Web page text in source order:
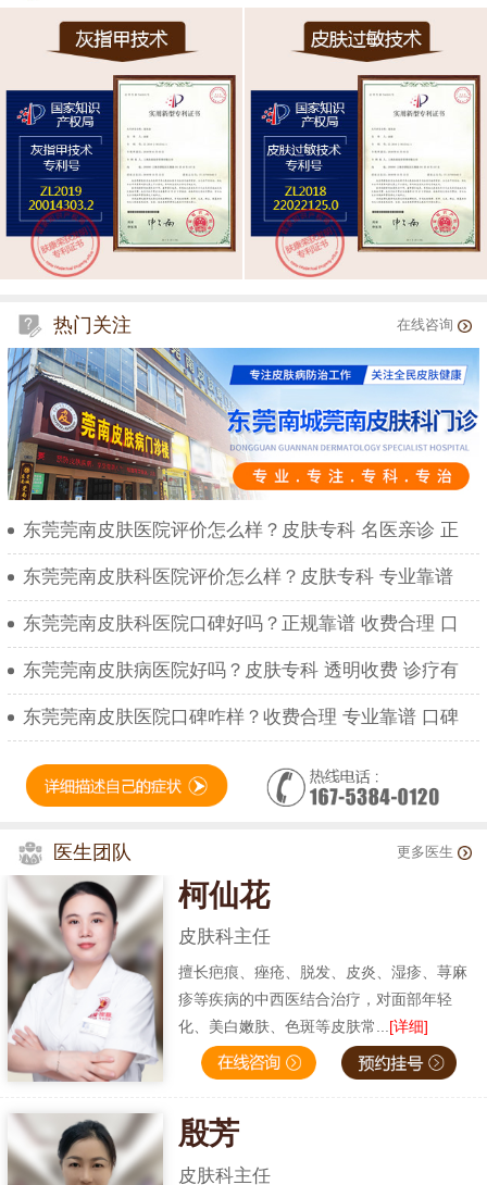
热门关注 在线咨询
东莞莞南皮肤医院评价怎么样？皮肤专科 名医亲诊 正
东莞莞南皮肤科医院评价怎么样？皮肤专科 专业靠谱
东莞莞南皮肤科医院口碑好吗？正规靠谱 收费合理 口
东莞莞南皮肤病医院好吗？皮肤专科 透明收费 诊疗有
东莞莞南皮肤医院口碑咋样？收费合理 专业靠谱 口碑
医生团队 更多医生
柯仙花
皮肤科主任
擅长疤痕、痤疮、脱发、皮炎、湿疹、荨麻
疹等疾病的中西医结合治疗，对面部年轻
化、美白嫩肤、色斑等皮肤常... [详细]
殷芳
皮肤科主任